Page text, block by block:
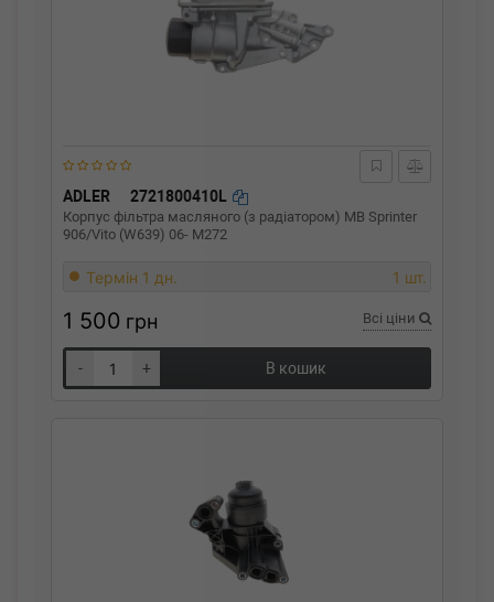
ADLER 2721800410L
Корпус фільтра масляного (з радіатором) MB Sprinter
906/Vito (W639) 06- M272
Термін 1 дн. 1 шт.
1 500 грн Всі ціни
- + В кошик